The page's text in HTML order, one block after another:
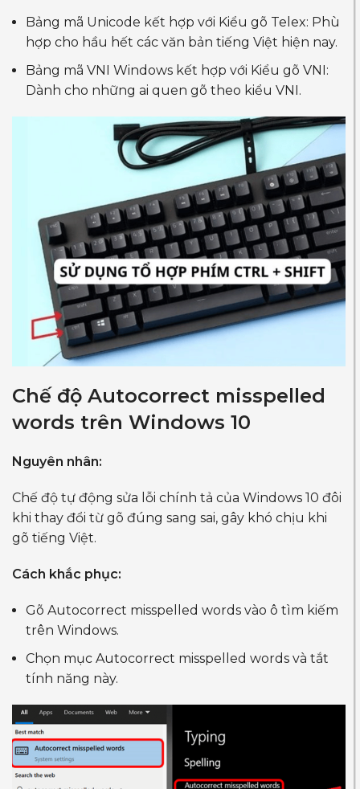
Bảng mã Unicode kết hợp với Kiểu gõ Telex: Phù
hợp cho hầu hết các văn bản tiếng Việt hiện nay.
Bảng mã VNI Windows kết hợp với Kiểu gõ VNI:
Dành cho những ai quen gõ theo kiểu VNI.
Chế độ Autocorrect misspelled
words trên Windows 10
Nguyên nhân:
Chế độ tự động sửa lỗi chính tả của Windows 10 đôi
khi thay đổi từ gõ đúng sang sai, gây khó chịu khi
gõ tiếng Việt.
Cách khắc phục:
Gõ Autocorrect misspelled words vào ô tìm kiếm
trên Windows.
Chọn mục Autocorrect misspelled words và tắt
tính năng này.